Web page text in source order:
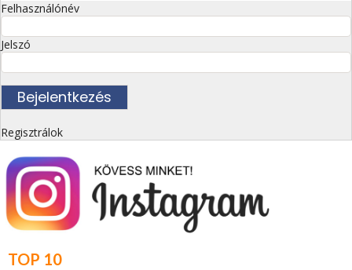
Felhasználónév
Jelszó
Regisztrálok
TOP 10